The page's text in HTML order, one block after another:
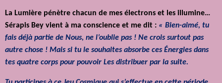
La Lumière pénètre chacun de mes électrons et les illumine…
Sérapis Bey vient à ma conscience et me dit : « Bien-aimé, tu
fais déjà partie de Nous, ne l’oublie pas ! Ne crois surtout pas
autre chose ! Mais si tu le souhaites absorbe ces Énergies dans
tes quatre corps pour pouvoir Les distribuer par la suite.